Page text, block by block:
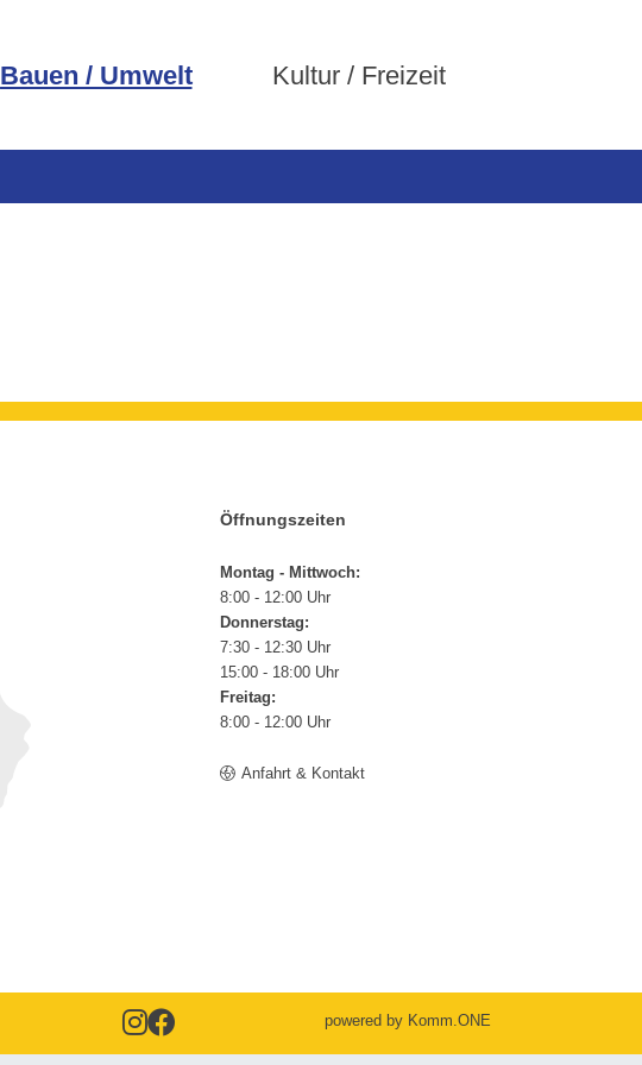
Bauen / Umwelt Kultur / Freizeit
Öffnungszeiten
Montag - Mittwoch:
8:00 - 12:00 Uhr
Donnerstag:
7:30 - 12:30 Uhr
15:00 - 18:00 Uhr
Freitag:
8:00 - 12:00 Uhr
Anfahrt & Kontakt
powered by Komm.ONE